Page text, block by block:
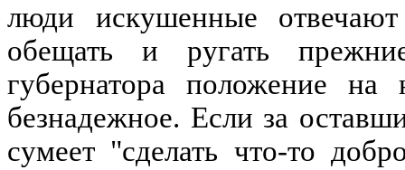
люди искушенные
обещать и ругать
губернатора положение
безнадежное. Если за
сумеет "сделать что-то